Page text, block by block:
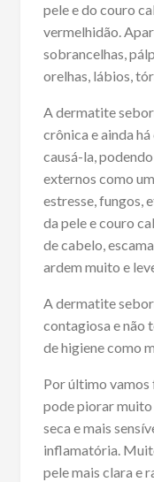
pele e do couro
vermelhidão.
sobrancelhas,
orelhas, lábios,
A dermatite
crônica e ainda
causá-la,
externos como
estresse, fungos,
da pele e couro
de cabelo,
ardem muito e
A dermatite
contagiosa e não
de higiene como
Por último vamos
pode piorar muito
seca e mais
inflamatória.
pele mais clara e